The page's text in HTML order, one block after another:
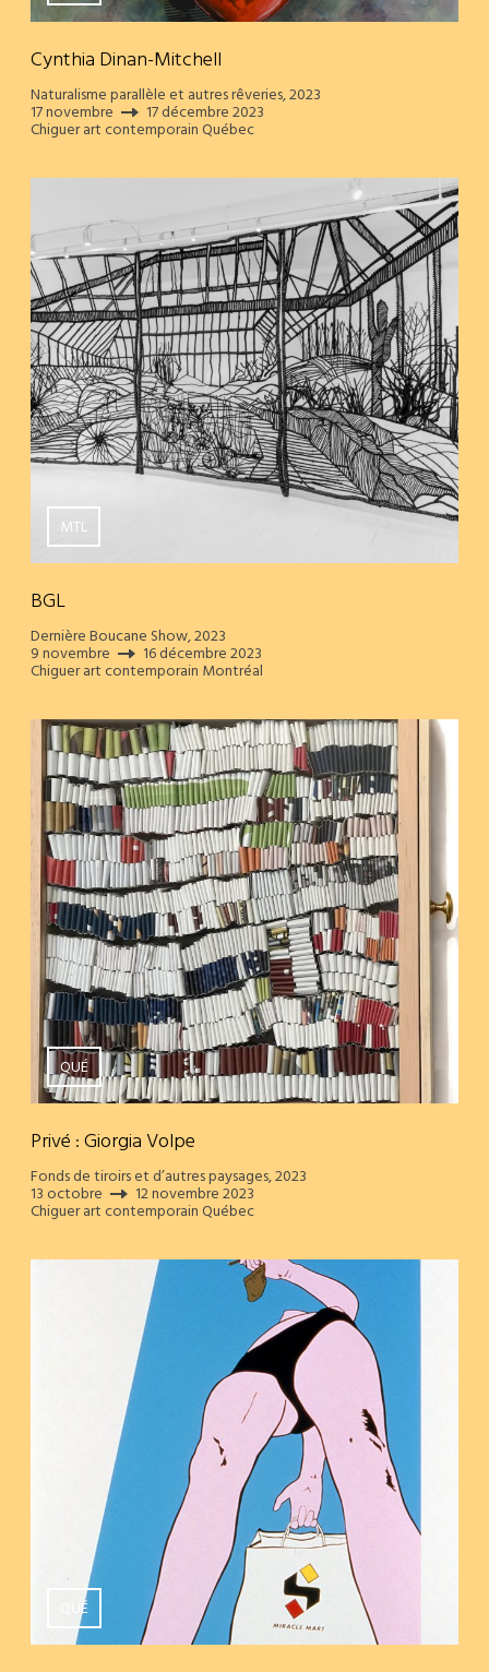
Cynthia Dinan-Mitchell
Naturalisme parallèle et autres rêveries, 2023
17 novembre 17 décembre 2023
Chiguer art contemporain Québec
MTL
BGL
Dernière Boucane Show, 2023
9 novembre 16 décembre 2023
Chiguer art contemporain Montréal
QUÉ
Privé : Giorgia Volpe
Fonds de tiroirs et d’autres paysages, 2023
13 octobre 12 novembre 2023
Chiguer art contemporain Québec
QUÉ